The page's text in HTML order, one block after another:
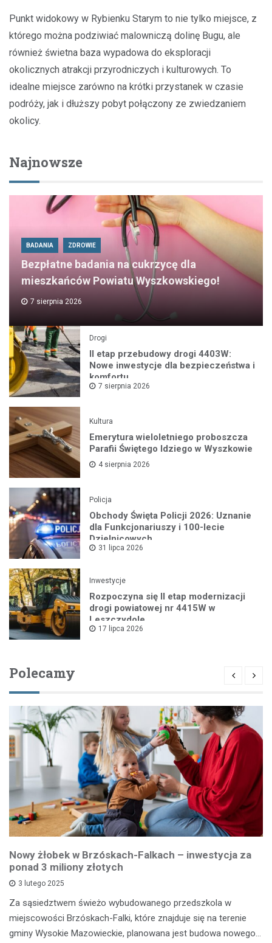
Punkt widokowy w Rybienku Starym to nie tylko miejsce, z
którego można podziwiać malowniczą dolinę Bugu, ale
również świetna baza wypadowa do eksploracji
okolicznych atrakcji przyrodniczych i kulturowych. To
idealne miejsce zarówno na krótki przystanek w czasie
podróży, jak i dłuższy pobyt połączony ze zwiedzaniem
okolicy.
Najnowsze
BADANIA ZDROWIE
Bezpłatne badania na cukrzycę dla
mieszkańców Powiatu Wyszkowskiego!
7 sierpnia 2026
Drogi
II etap przebudowy drogi 4403W:
Nowe inwestycje dla bezpieczeństwa i
komfortu
7 sierpnia 2026
Kultura
Emerytura wieloletniego proboszcza
Parafii Świętego Idziego w Wyszkowie
4 sierpnia 2026
Policja
Obchody Święta Policji 2026: Uznanie
dla Funkcjonariuszy i 100-lecie
Dzielnicowych
31 lipca 2026
Inwestycje
Rozpoczyna się II etap modernizacji
drogi powiatowej nr 4415W w
Leszczydole
17 lipca 2026
Polecamy
Nowy żłobek w Brzóskach-Falkach – inwestycja za
ponad 3 miliony złotych
3 lutego 2025
Za sąsiedztwem świeżo wybudowanego przedszkola w
miejscowości Brzóskach-Falki, które znajduje się na terenie
gminy Wysokie Mazowieckie, planowana jest budowa nowego…